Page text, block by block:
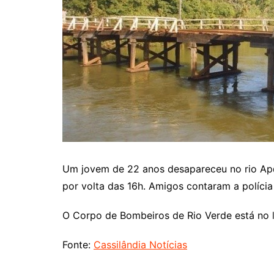
Um jovem de 22 anos desapareceu no rio
por volta das 16h. Amigos contaram a
O Corpo de Bombeiros de Rio Verde está
Fonte: Cassilândia Notícias